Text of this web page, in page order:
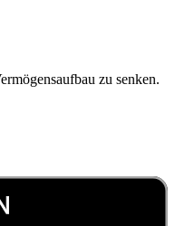
zu senken.